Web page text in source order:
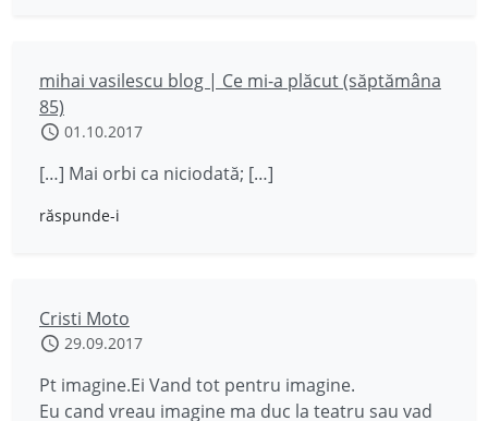
mihai vasilescu blog | Ce mi-a plăcut (săptămâna
85)
01.10.2017
[…] Mai orbi ca niciodată; […]
răspunde-i
Cristi Moto
29.09.2017
Pt imagine.Ei Vand tot pentru imagine.
Eu cand vreau imagine ma duc la teatru sau vad